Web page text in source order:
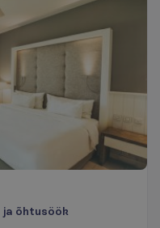
ja õhtusöök